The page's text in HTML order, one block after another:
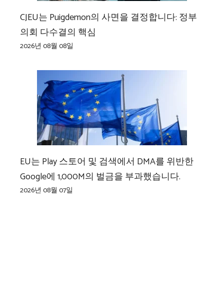
CJEU는 Puigdemon의 사면을 결정합니다: 정부
의회 다수결의 핵심
2026년 08월 08일
EU는 Play 스토어 및 검색에서 DMA를 위반한
Google에 1,000M의 벌금을 부과했습니다.
2026년 08월 07일